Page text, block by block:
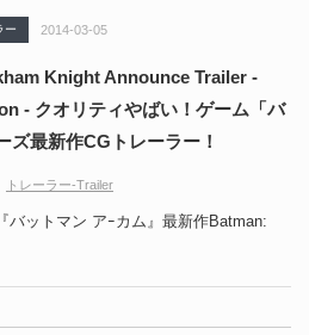
ー 2014-03-05
Knight Announce Trailer -
- クオリティやばい！ゲーム「バ
ズ最新作CGトレーラー！
トレーラー-Trailer
バットマン アｰカム』最新作Batman: